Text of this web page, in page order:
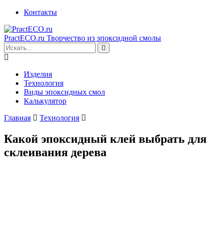
Контакты
PractECO.ru Творчество из эпоксидной смолы
Изделия
Технология
Виды эпоксидных смол
Калькулятор
Главная
Технология
Какой эпоксидный клей выбрать для
склеивания дерева